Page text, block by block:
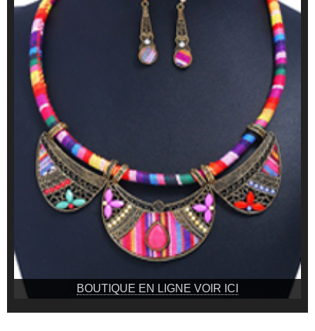
BOUTIQUE EN LIGNE VOIR ICI